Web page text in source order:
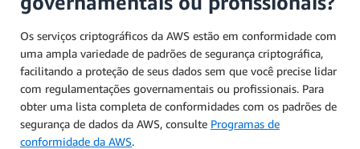
Os serviços criptográficos da AWS estão em conformidade com
uma ampla variedade de padrões de segurança criptográfica,
facilitando a proteção de seus dados sem que você precise lidar
com regulamentações governamentais ou profissionais. Para
obter uma lista completa de conformidades com os padrões de
segurança de dados da AWS, consulte Programas de
conformidade da AWS.